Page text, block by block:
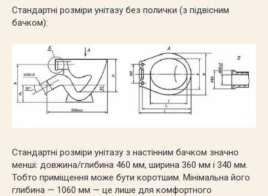
Стандартні розміри унітазу без полички (з підвісним
бачком):
Стандартні розміри унітазу з настінним бачком значно
менші: довжина/глибина 460 мм, ширина 360 мм і 340 мм.
Тобто приміщення може бути коротшим. Мінімальна його
глибина — 1060 мм — це лише для комфортного